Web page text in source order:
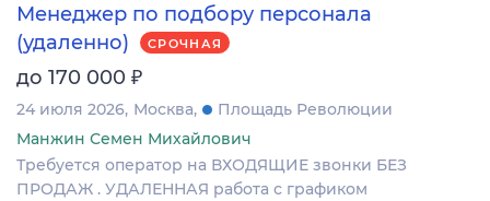
Менеджер по подбору персонала
(удаленно)
СРОЧНАЯ
до 170 000 ₽
24 июля 2026 Москва
Площадь Революции
Манжин Семен Михайлович
Требуется оператор на ВХОДЯЩИЕ звонки БЕЗ
ПРОДАЖ . УДАЛЕННАЯ работа с графиком